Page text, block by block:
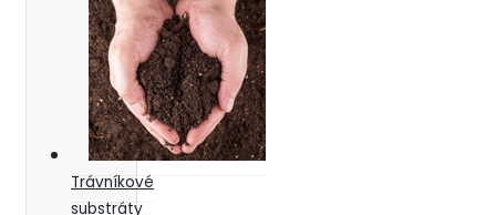
Trávníkové
substráty